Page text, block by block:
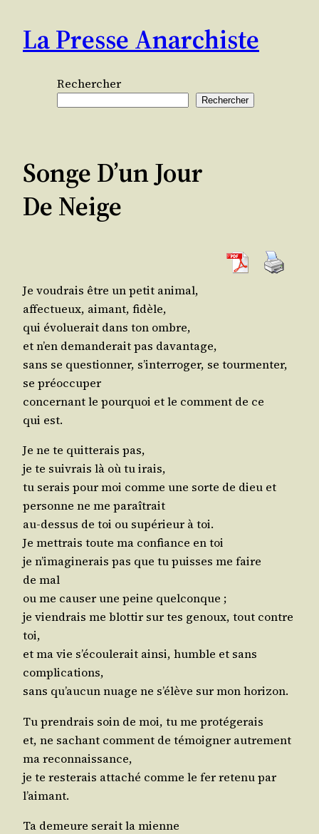
contenu
La Presse Anarchiste
Rechercher
Rechercher
Songe D’un Jour
De Neige
Je vou­drais être un petit animal,
affec­tueux, aimant, fidèle,
qui évo­lue­rait dans ton ombre,
et n’en deman­de­rait pas davantage,
sans se ques­tion­ner, s’in­ter­ro­ger, se tour­men­ter,
se préoccuper
concer­nant le pour­quoi et le com­ment de ce
qui est.
Je ne te quit­te­rais pas,
je te sui­vrais là où tu irais,
tu serais pour moi comme une sorte de dieu et
per­sonne ne me paraîtrait
au-des­sus de toi ou supé­rieur à toi.
Je met­trais toute ma confiance en toi
je n’i­ma­gi­ne­rais pas que tu puisses me faire
de mal
ou me cau­ser une peine quelconque ;
je vien­drais me blot­tir sur tes genoux, tout contre
toi,
et ma vie s’é­cou­le­rait ain­si, humble et sans
complications,
sans qu’au­cun nuage ne s’é­lève sur mon horizon.
Tu pren­drais soin de moi, tu me protégerais
et, ne sachant com­ment de témoi­gner autre­ment
ma reconnaissance,
je te res­te­rais atta­ché comme le fer rete­nu par
l’aimant.
Ta demeure serait la mienne